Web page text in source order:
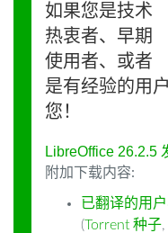
如果您是技术
热衷者、早期
使用者、或者
是有经验的用
您！
LibreOffice 26.2.5
附加下载内容:
已翻译的用
(Torrent 种子,